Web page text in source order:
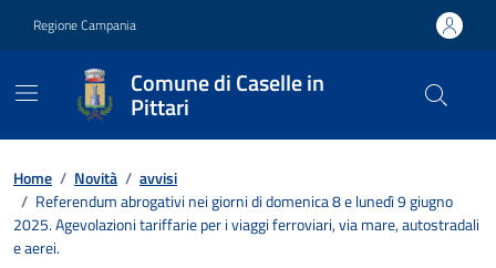
Regione Campania
Comune di Caselle in
Pittari
Contenuti in evidenza
Home / Novità / avvisi
/ Referendum abrogativi nei giorni di domenica 8 e lunedì 9 giugno
2025. Agevolazioni tariffarie per i viaggi ferroviari, via mare, autostradali
e aerei.